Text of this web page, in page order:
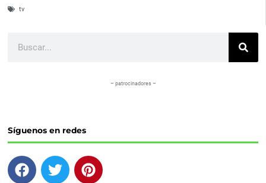
tv
– patrocinadores –
Síguenos en redes
F
a
T
w
P
i